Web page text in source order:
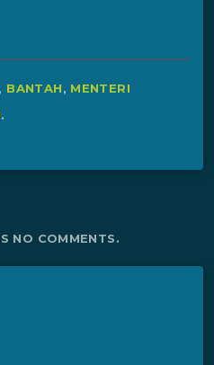
, BANTAH, MENTERI
.
NO COMMENTS.